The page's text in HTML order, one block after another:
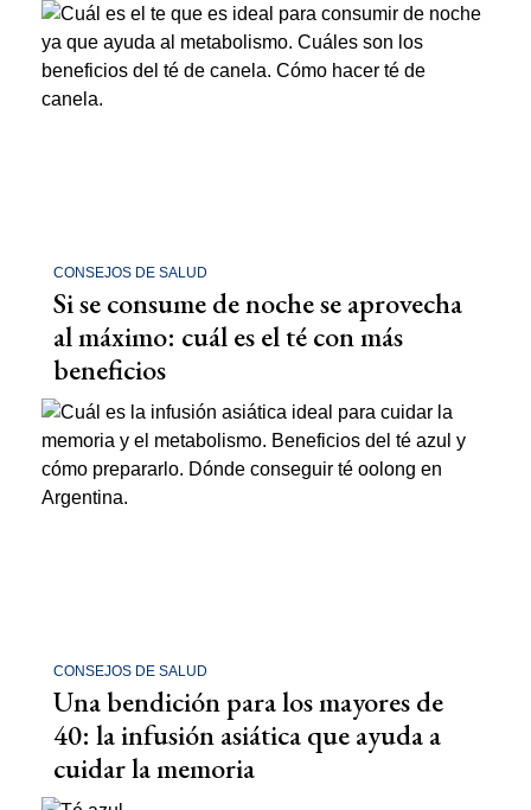
CONSEJOS DE SALUD
Si se consume de noche se aprovecha
al máximo: cuál es el té con más
beneficios
CONSEJOS DE SALUD
Una bendición para los mayores de
40: la infusión asiática que ayuda a
cuidar la memoria